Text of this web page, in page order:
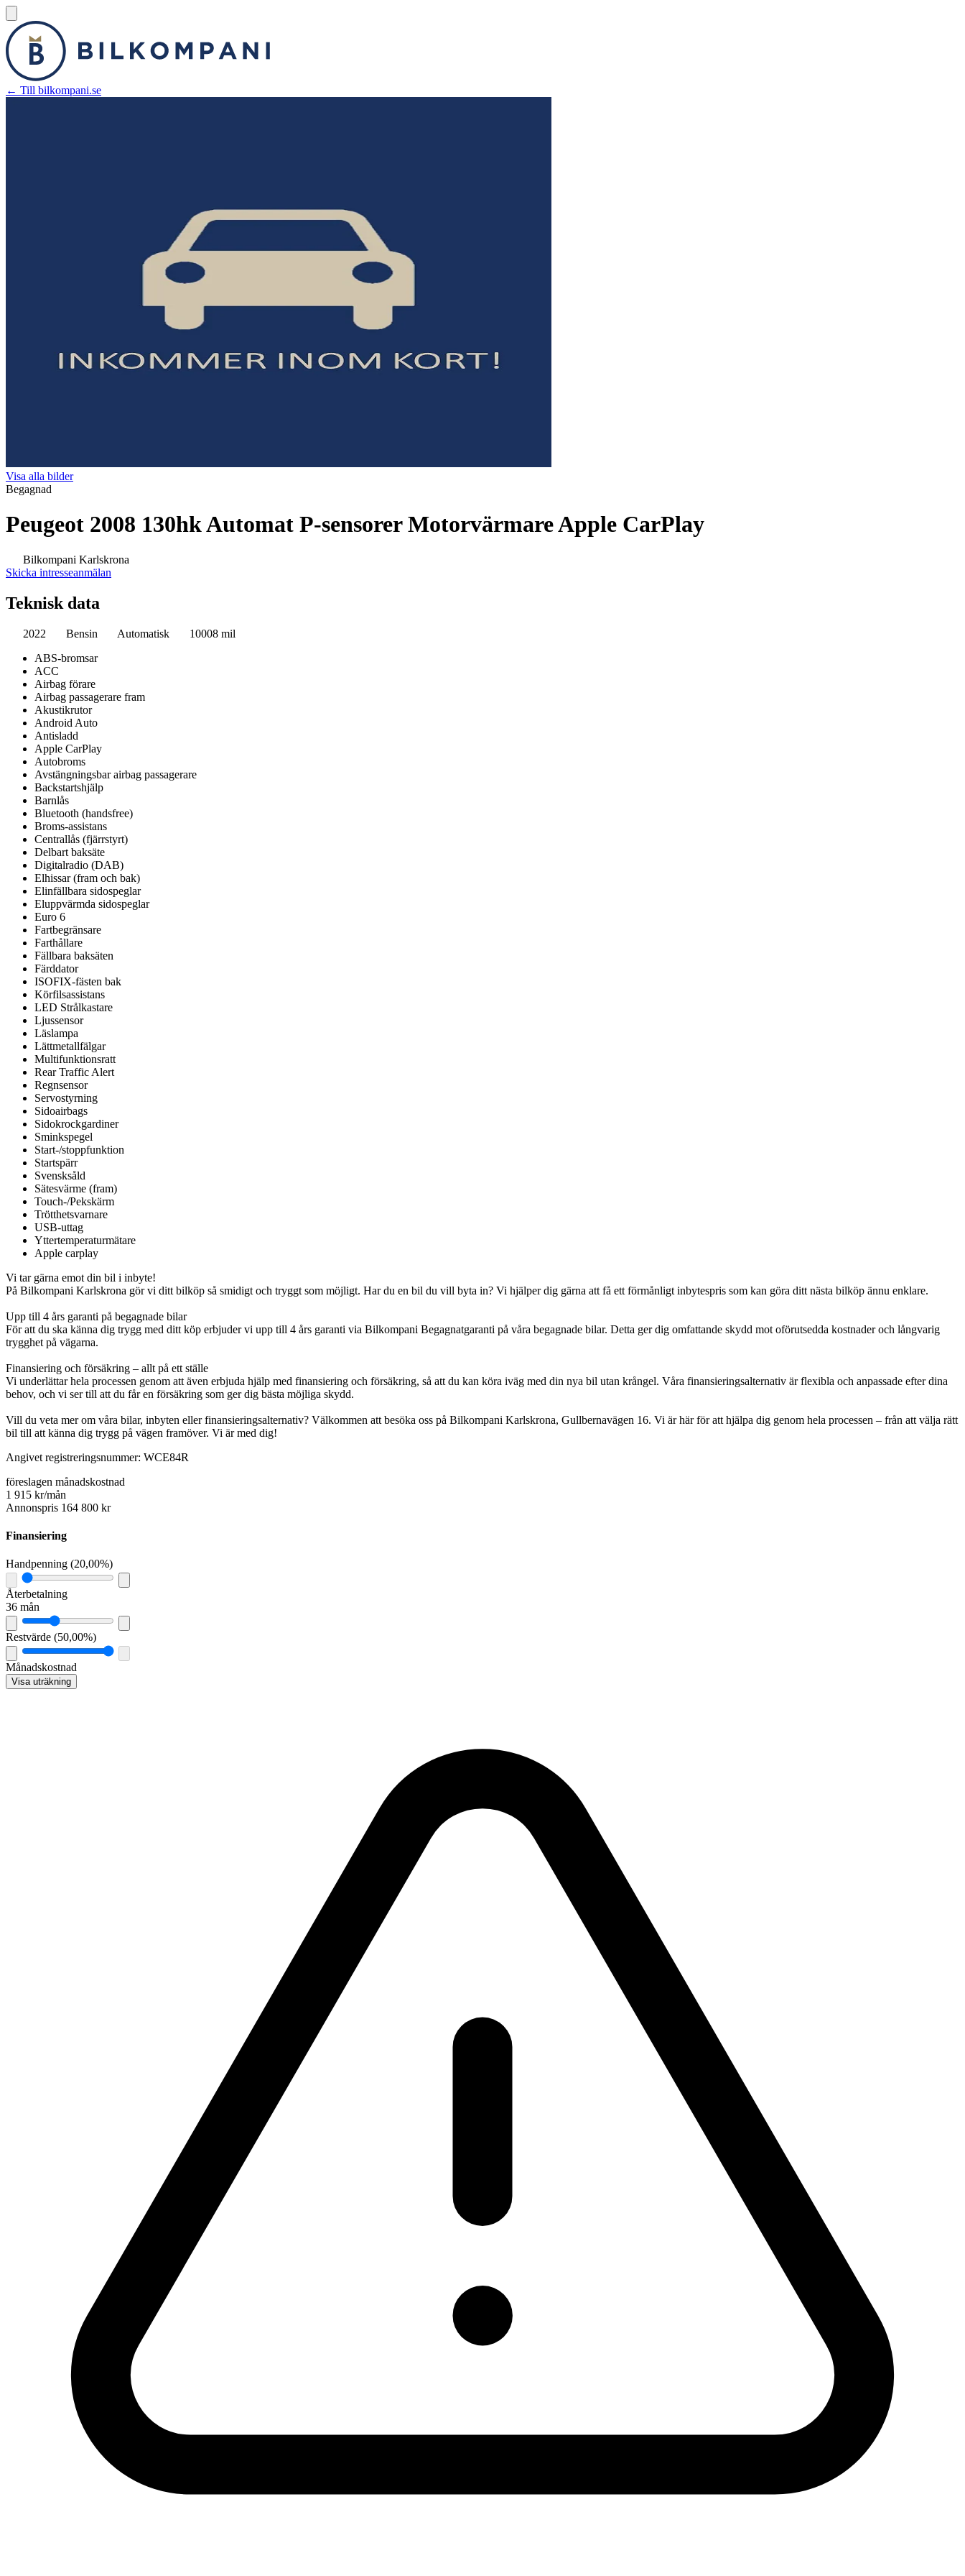
← Till bilkompani.se
Visa alla bilder
Begagnad
Peugeot 2008 130hk Automat P-sensorer Motorvärmare Apple CarPlay
Bilkompani Karlskrona
Skicka intresseanmälan
Teknisk data
2022 Bensin Automatisk
10008 mil
ABS-bromsar
ACC
Airbag förare
Airbag passagerare fram
Akustikrutor
Android Auto
Antisladd
Apple CarPlay
Autobroms
Avstängningsbar airbag passagerare
Backstartshjälp
Barnlås
Bluetooth (handsfree)
Broms-assistans
Centrallås (fjärrstyrt)
Delbart baksäte
Digitalradio (DAB)
Elhissar (fram och bak)
Elinfällbara sidospeglar
Eluppvärmda sidospeglar
Euro 6
Fartbegränsare
Farthållare
Fällbara baksäten
Färddator
ISOFIX-fästen bak
Körfilsassistans
LED Strålkastare
Ljussensor
Läslampa
Lättmetallfälgar
Multifunktionsratt
Rear Traffic Alert
Regnsensor
Servostyrning
Sidoairbags
Sidokrockgardiner
Sminkspegel
Start-/stoppfunktion
Startspärr
Svensksåld
Sätesvärme (fram)
Touch-/Pekskärm
Trötthetsvarnare
USB-uttag
Yttertemperaturmätare
Apple carplay
Vi tar gärna emot din bil i inbyte!
På Bilkompani Karlskrona gör vi ditt bilköp så smidigt och tryggt som möjligt. Har du en bil du vill byta in? Vi hjälper dig gärna att få ett förmånligt inbytespris som kan göra ditt nästa bilköp ännu enklare.
Upp till 4 års garanti på begagnade bilar
För att du ska känna dig trygg med ditt köp erbjuder vi upp till 4 års garanti via Bilkompani Begagnatgaranti på våra begagnade bilar. Detta ger dig omfattande skydd mot oförutsedda kostnader och långvarig
trygghet på vägarna.
Finansiering och försäkring – allt på ett ställe
Vi underlättar hela processen genom att även erbjuda hjälp med finansiering och försäkring, så att du kan köra iväg med din nya bil utan krångel. Våra finansieringsalternativ är flexibla och anpassade efter dina
behov, och vi ser till att du får en försäkring som ger dig bästa möjliga skydd.
Vill du veta mer om våra bilar, inbyten eller finansieringsalternativ? Välkommen att besöka oss på Bilkompani Karlskrona, Gullbernavägen 16. Vi är här för att hjälpa dig genom hela processen – från att välja rätt
bil till att känna dig trygg på vägen framöver. Vi är med dig!
Angivet registreringsnummer: WCE84R
föreslagen månadskostnad
1 915 kr/mån
Annonspris 164 800 kr
Finansiering
Handpenning (20,00%)
Återbetalning
36 mån
Restvärde (50,00%)
Månadskostnad
Visa uträkning